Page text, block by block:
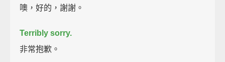
噢，好的，謝謝。
Terribly sorry.
非常抱歉。